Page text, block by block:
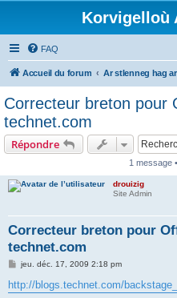
Korvigelloù
FAQ
Accueil du forum
Correcteur breton pour
technet.com
Répondre
1 message
drouizig
Site Admin
Correcteur breton pour
technet.com
M
s
s
jeu. déc. 17, 2009 2:18 pm
http://blogs.technet.com/